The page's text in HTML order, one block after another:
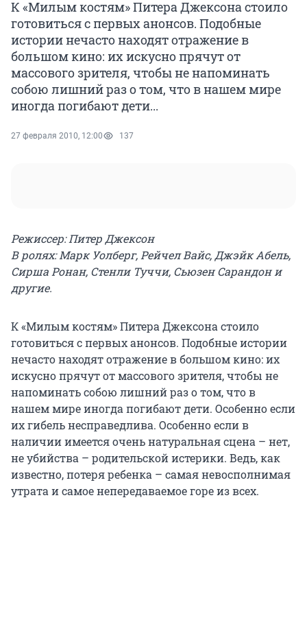
К «Милым костям» Питера Джексона стоило
готовиться с первых анонсов. Подобные
истории нечасто находят отражение в
большом кино: их искусно прячут от
массового зрителя, чтобы не напоминать
собою лишний раз о том, что в нашем мире
иногда погибают дети...
27 февраля 2010, 12:00 137
Режиссер: Питер Джексон
В ролях: Марк Уолберг, Рейчел Вайс, Джэйк Абель,
Сирша Ронан, Стенли Туччи, Сьюзен Сарандон и
другие.
К «Милым костям» Питера Джексона стоило
готовиться с первых анонсов. Подобные истории
нечасто находят отражение в большом кино: их
искусно прячут от массового зрителя, чтобы не
напоминать собою лишний раз о том, что в
нашем мире иногда погибают дети. Особенно если
их гибель несправедлива. Особенно если в
наличии имеется очень натуральная сцена – нет,
не убийства – родительской истерики. Ведь, как
известно, потеря ребенка – самая невосполнимая
утрата и самое непередаваемое горе из всех.